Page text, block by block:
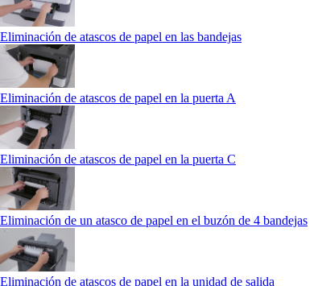
Eliminación de atascos de papel en las bandejas
Eliminación de atascos de papel en la puerta A
Eliminación de atascos de papel en la puerta C
Eliminación de un atasco de papel en el buzón de 4 bandejas
Eliminación de atascos de papel en la unidad de salida